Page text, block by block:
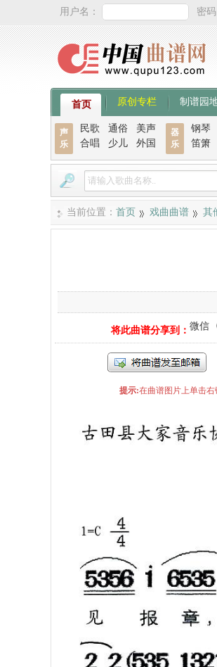
用户名： 密码
首页 原创专栏 制谱园
声
乐
民歌 通俗
美声
合唱
少儿 外国
器
乐
钢琴
笛箫
当前位置： 首页 戏曲曲谱 其
将此曲谱分享到： 微信
提示:在曲谱图片上单击右